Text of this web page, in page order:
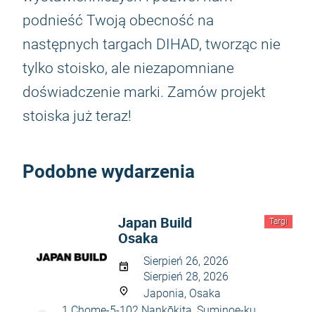
podnieść Twoją obecność na
następnych targach DIHAD, tworząc nie
tylko stoisko, ale niezapomniane
doświadczenie marki. Zamów projekt
stoiska już teraz!
Podobne wydarzenia
Targi
Japan Build
Osaka
Sierpień 26, 2026
Sierpień 28, 2026
Japonia, Osaka